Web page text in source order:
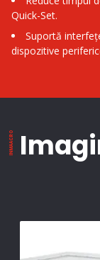
Quick-Set.
Suportă
dispozitive